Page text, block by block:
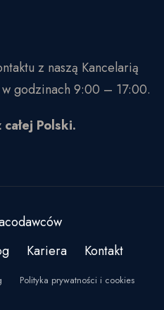
z naszą Kancelarią
godzinach 9:00 – 17:00.
Polski.
Kariera Kontakt
Polityka prywatności i cookies